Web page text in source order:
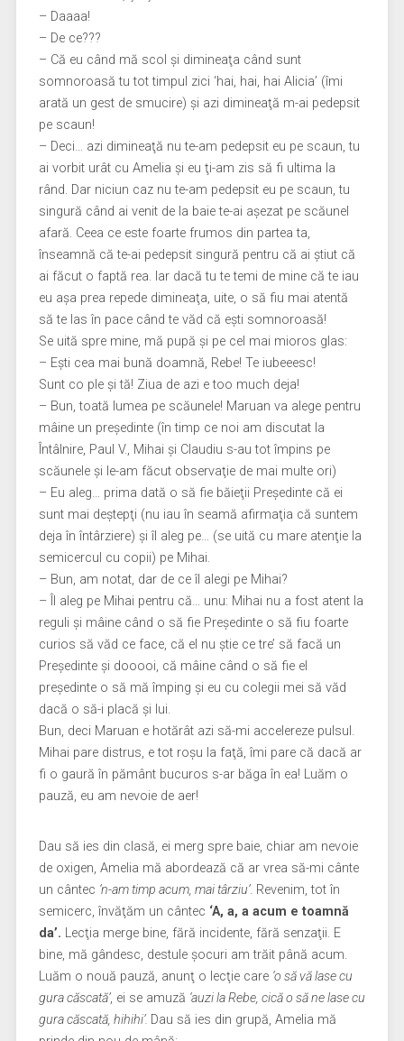
– Daaaa!
– De ce???
– Că eu când mă scol şi dimineaţa când sunt
somnoroasă tu tot timpul zici ‘hai, hai, hai Alicia’ (îmi
arată un gest de smucire) şi azi dimineaţă m-ai pedepsit
pe scaun!
– Deci… azi dimineaţă nu te-am pedepsit eu pe scaun, tu
ai vorbit urât cu Amelia şi eu ţi-am zis să fi ultima la
rând. Dar niciun caz nu te-am pedepsit eu pe scaun, tu
singură când ai venit de la baie te-ai aşezat pe scăunel
afară. Ceea ce este foarte frumos din partea ta,
înseamnă că te-ai pedepsit singură pentru că ai ştiut că
ai făcut o faptă rea. Iar dacă tu te temi de mine că te iau
eu aşa prea repede dimineaţa, uite, o să fiu mai atentă
să te las în pace când te văd că eşti somnoroasă!
Se uită spre mine, mă pupă şi pe cel mai mioros glas:
– Eşti cea mai bună doamnă, Rebe! Te iubeeesc!
Sunt co ple şi tă! Ziua de azi e too much deja!
– Bun, toată lumea pe scăunele! Maruan va alege pentru
mâine un preşedinte (în timp ce noi am discutat la
Întâlnire, Paul V., Mihai şi Claudiu s-au tot împins pe
scăunele şi le-am făcut observaţie de mai multe ori)
– Eu aleg… prima dată o să fie băieţii Preşedinte că ei
sunt mai deştepţi (nu iau în seamă afirmaţia că suntem
deja în întârziere) şi îl aleg pe… (se uită cu mare atenţie la
semicercul cu copii) pe Mihai.
– Bun, am notat, dar de ce îl alegi pe Mihai?
– Îl aleg pe Mihai pentru că… unu: Mihai nu a fost atent la
reguli şi mâine când o să fie Preşedinte o să fiu foarte
curios să văd ce face, că el nu ştie ce tre’ să facă un
Preşedinte şi dooooi, că mâine când o să fie el
preşedinte o să mă împing şi eu cu colegii mei să văd
dacă o să-i placă şi lui.
Bun, deci Maruan e hotărât azi să-mi accelereze pulsul.
Mihai pare distrus, e tot roşu la faţă, îmi pare că dacă ar
fi o gaură în pământ bucuros s-ar băga în ea! Luăm o
pauză, eu am nevoie de aer!
Dau să ies din clasă, ei merg spre baie, chiar am nevoie
de oxigen, Amelia mă abordează că ar vrea să-mi cânte
un cântec ‘n-am timp acum, mai târziu’. Revenim, tot în
semicerc, învăţăm un cântec ‘A, a, a acum e toamnă
da’. Lecţia merge bine, fără incidente, fără senzaţii. E
bine, mă gândesc, destule şocuri am trăit până acum.
Luăm o nouă pauză, anunţ o lecţie care ‘o să vă lase cu
gura căscată’, ei se amuză ‘auzi la Rebe, cică o să ne lase cu
gura căscată, hihihi’. Dau să ies din grupă, Amelia mă